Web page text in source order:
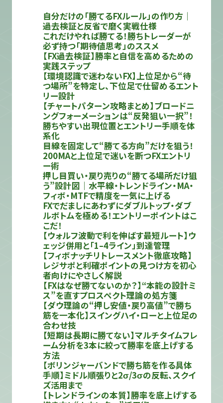
自分だけの「勝てるFXルール」の作り方｜
過去検証と反省で磨く実戦仕様
これだけやれば勝てる！勝ちトレーダーが
必ず持つ「期待値思考」のススメ
【FX過去検証】勝率と自信を高めるための
実践ステップ
【環境認識で迷わないFX】上位足から“待
つ場所”を特定し、下位足で仕留めるエント
リー設計
【チャートパターン攻略まとめ】ブロードニ
ングフォーメーションは“反発狙い一択”！
勝ちやすい出現位置とエントリー手順を体
系化
目線を固定して“勝てる方向”だけを狙う！
200MAと上位足で迷いを断つFXエントリ
ー術
押し目買い・戻り売りの“勝てる場所だけ狙
う”設計図｜水平線・トレンドライン・MA・
フィボ・MTFで精度を一気に上げる
FXでだましにあわずにダブルトップ・ダブ
ルボトムを極める！エントリーポイントはこ
こだ！
【ウォルフ波動で利を伸ばす最短ルート】ウ
ェッジ併用と「1–4ライン」到達管理
【フィボナッチリトレースメント徹底攻略】
レジサポと利確ポイントの見つけ方を初心
者向けにやさしく解説
【FXはなぜ勝てないのか？】“本能の設計ミ
ス”を直すプロスペクト理論の処方箋
【ダウ理論の“押し安値・戻り高値”で勝ち
筋を一本化】スイングハイ・ローと上位足の
合わせ技
【短期は長期に勝てない】マルチタイムフレ
ーム分析を3本に絞って勝率を底上げする
方法
【ボリンジャーバンドで勝ち筋を作る具体
手順】ミドル順張りと2σ/3σの反転、スクイ
ズ活用まで
【トレンドラインの本質】勝率を底上げする